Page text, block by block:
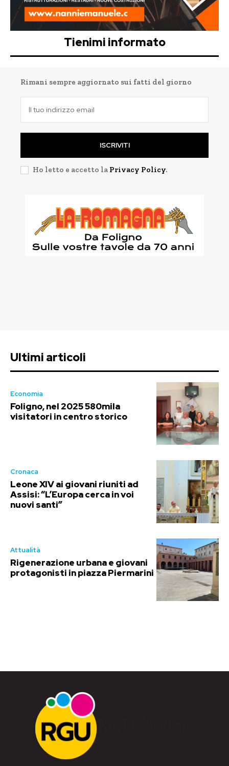
Tienimi informato
Rimani sempre aggiornato sui fatti del giorno
ISCRIVITI
Ho letto e accetto la Privacy Policy.
Ultimi articoli
Economia
Foligno, nel 2025 580mila
visitatori in centro storico
Cronaca
Leone XIV ai giovani riuniti ad
Assisi: “L’Europa cerca in voi
nuovi santi”
Attualità
Rigenerazione urbana e giovani
protagonisti in piazza Piermarini
RGU Notizie